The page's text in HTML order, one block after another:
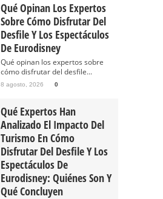
Qué Opinan Los Expertos
Sobre Cómo Disfrutar Del
Desfile Y Los Espectáculos
De Eurodisney
Qué opinan los expertos sobre
cómo disfrutar del desfile...
8 agosto, 2026 0
Qué Expertos Han
Analizado El Impacto Del
Turismo En Cómo
Disfrutar Del Desfile Y Los
Espectáculos De
Eurodisney: Quiénes Son Y
Qué Concluyen